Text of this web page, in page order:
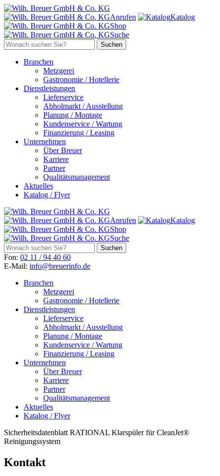
Anrufen
Katalog
Shop
Suche
Branchen
Metzgerei
Gastronomie / Hotellerie
Dienstleistungen
Lieferservice
Abholmarkt / Ausstellung
Planung / Montage
Kundenservice / Wartung
Finanzierung / Leasing
Unternehmen
Über Breuer
Karriere
Partner
Qualitätsmanagement
Aktuelles
Katalog / Flyer
Anrufen
Katalog
Shop
Suche
Fon: 02 11 / 94 40 60
E-Mail: info@breuerinfo.de
Branchen
Metzgerei
Gastronomie / Hotellerie
Dienstleistungen
Lieferservice
Abholmarkt / Ausstellung
Planung / Montage
Kundenservice / Wartung
Finanzierung / Leasing
Unternehmen
Über Breuer
Karriere
Partner
Qualitätsmanagement
Aktuelles
Katalog / Flyer
Sicherheitsdatenblatt RATIONAL Klarspüler für CleanJet®
Reinigungssystem
Kontakt